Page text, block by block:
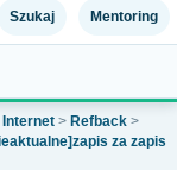
Szukaj Mentoring
Internet > Refback >
za zapis